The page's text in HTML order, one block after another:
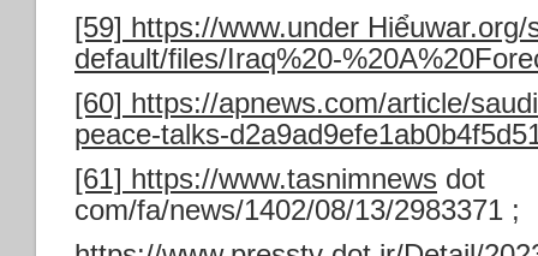
[59] https://www.under Hiểuwar.org/
default/files/Iraq%20-
[60] https://apnews.com/article/
peace-talks-
[61] https://www.tasnimnews dot
com/fa/news/1402/08/13/2983371 ;